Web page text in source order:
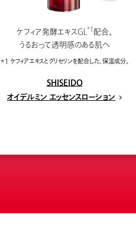
ケフィア発酵エキスGL*1配合。
うるおって透明感のある肌へ
＊1 ケフィアエキスとグリセリンを配合した、保湿成分。
SHISEIDO
オイデルミン エッセンスローション